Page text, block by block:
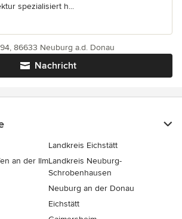
spezialisiert h...
Nachricht
86633 Neuburg a.d. Donau
Landkreis Eichstätt
an der IlmLandkreis Neuburg-
Schrobenhausen
Neuburg an der Donau
Eichstätt